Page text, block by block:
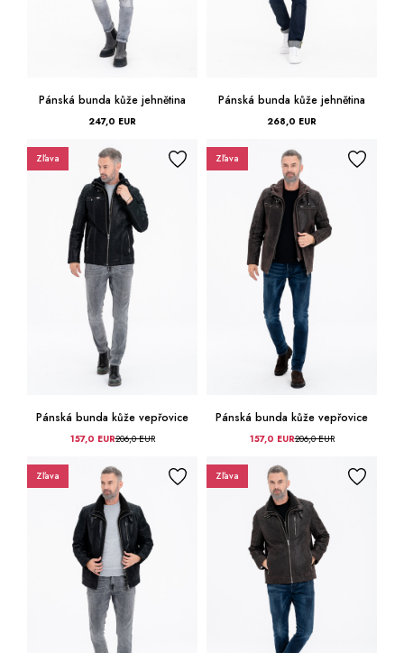
Pánská bunda kůže jehnětina
247,0 EUR
Pánská bunda kůže jehnětina
268,0 EUR
Zľava
Pánská bunda kůže vepřovice
157,0 EUR206,0 EUR
Zľava
Pánská bunda kůže vepřovice
157,0 EUR206,0 EUR
Zľava Zľava